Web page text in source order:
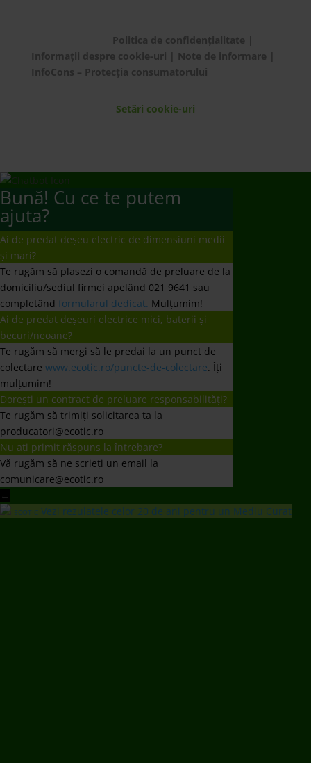
Politica de confidențialitate
Informații despre cookie-uri
Note de informare
InfoCons – Protecția consumatorului
Setări cookie-uri
Bună! Cu ce te putem
ajuta?
Ai de predat deșeu electric de dimensiuni medii
și mari?
Te rugăm să plasezi o comandă de preluare de la
domiciliu/sediul firmei apelând 021 9641 sau
completând formularul dedicat. Mulțumim!
Ai de predat deșeuri electrice mici, baterii și
becuri/neoane?
Te rugăm să mergi să le predai la un punct de
colectare www.ecotic.ro/puncte-de-colectare. Îți
mulțumim!
Dorești un contract de preluare responsabilități?
Te rugăm să trimiți solicitarea ta la
producatori@ecotic.ro
Nu ați primit răspuns la întrebare?
Vă rugăm să ne scrieți un email la
comunicare@ecotic.ro
←
ECOTIC Vezi rezulatele celor 20 de ani pentru un Mediu Curat